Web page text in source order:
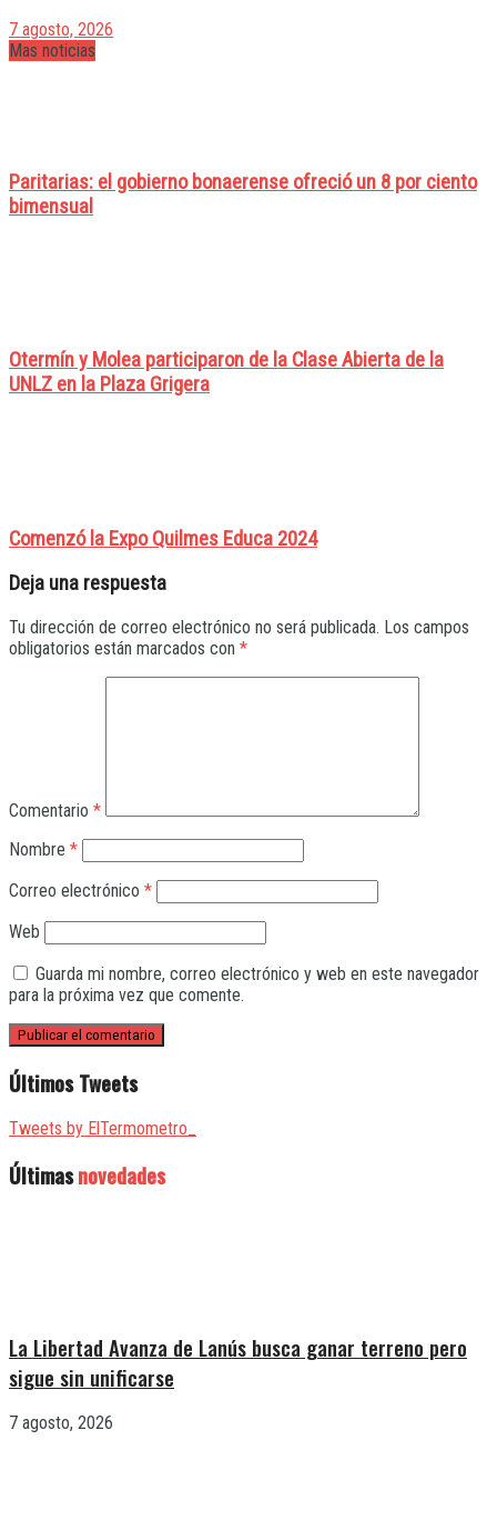
7 agosto, 2026
Mas noticias
Paritarias: el gobierno bonaerense ofreció un 8 por ciento
bimensual
Otermín y Molea participaron de la Clase Abierta de la
UNLZ en la Plaza Grigera
Comenzó la Expo Quilmes Educa 2024
Deja una respuesta
Tu dirección de correo electrónico no será publicada. Los campos
obligatorios están marcados con *
Comentario *
Nombre *
Correo electrónico *
Web
Guarda mi nombre, correo electrónico y web en este navegador
para la próxima vez que comente.
Últimos Tweets
Tweets by ElTermometro_
Últimasnovedades
La Libertad Avanza de Lanús busca ganar terreno pero
sigue sin unificarse
7 agosto, 2026